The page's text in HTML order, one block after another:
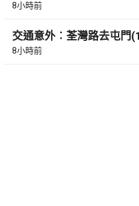
8小時前
交通意外︰荃灣路去屯門
8小時前